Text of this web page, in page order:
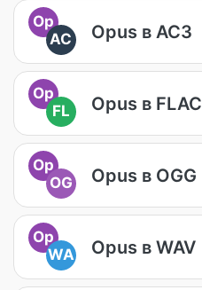
Op
AC
Opus в AC3
Op
FL
Opus в FLAC
Op
OG
Opus в OGG
Op
WA
Opus в WAV